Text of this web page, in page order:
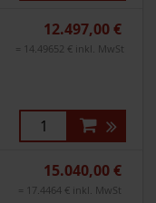
12.497,00 €
= 14.49652 € inkl. MwSt
15.040,00 €
= 17.4464 € inkl. MwSt